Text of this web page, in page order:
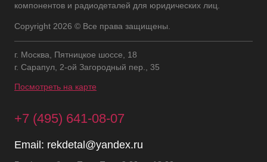
компонентов и радиодеталей для юридических лиц.
Copyright 2026 © Все права защищены.
г. Москва, Пятницкое шоссе, 18
г. Сарапул, 2-ой Загородный пер., 35
Посмотреть на карте
+7 (495) 641-08-07
Email: rekdetal@yandex.ru